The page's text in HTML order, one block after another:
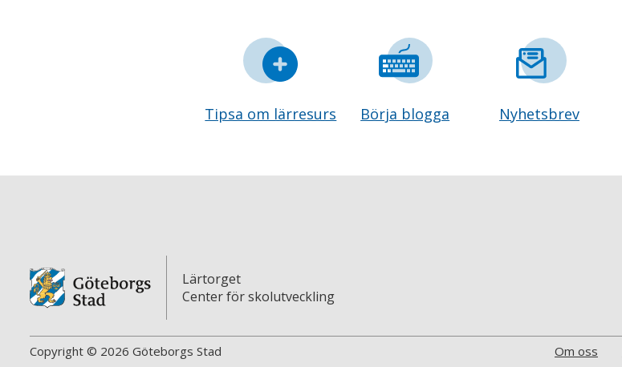
Tipsa om lärresurs Börja blogga Nyhetsbrev
Lärtorget
Center för skolutveckling
Copyright © 2026 Göteborgs Stad Om oss